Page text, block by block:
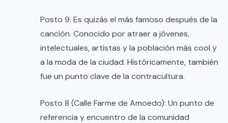
Posto 9: Es quizás el más famoso después de la
canción. Conocido por atraer a jóvenes,
intelectuales, artistas y la población más cool y
a la moda de la ciudad. Históricamente, también
fue un punto clave de la contracultura.
Posto 8 (Calle Farme de Amoedo): Un punto de
referencia y encuentro de la comunidad